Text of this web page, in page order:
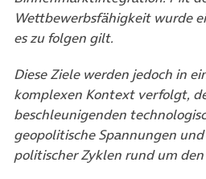
Wettbewerbsfähigkeit wurde
es zu folgen gilt.
Diese Ziele werden jedoch in
komplexen Kontext verfolgt,
beschleunigenden
geopolitische Spannungen
politischer Zyklen rund um